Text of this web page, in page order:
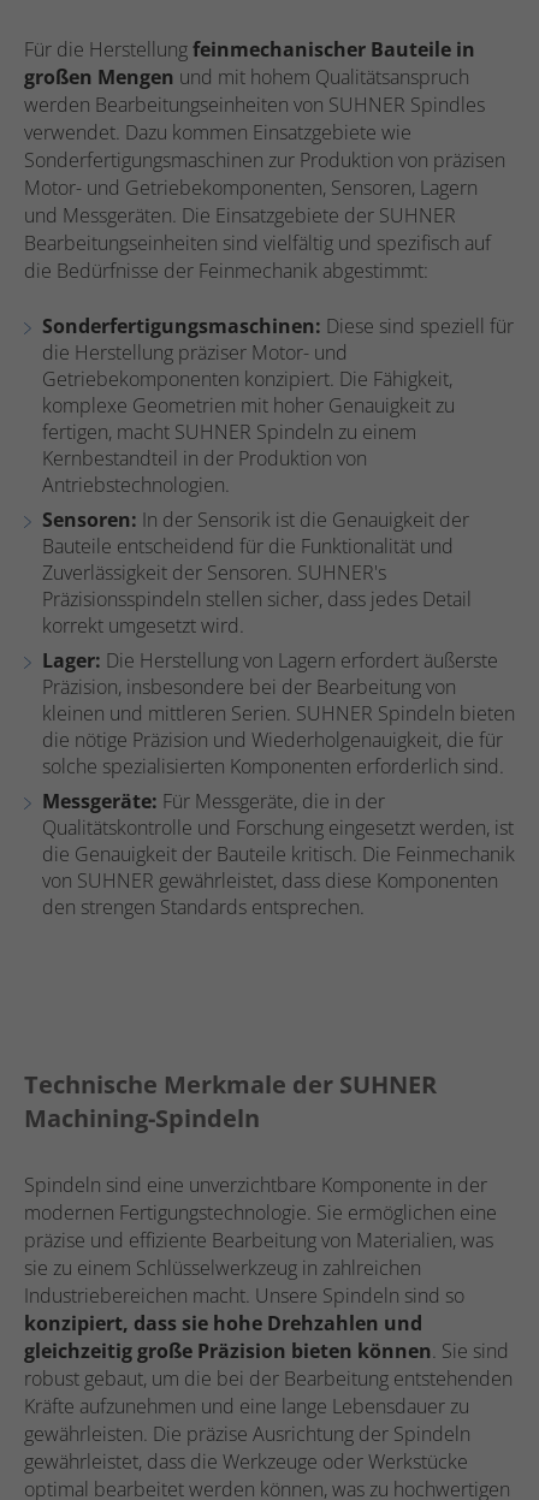
Für die Herstellungfeinmechanischer Bauteile in
großen Mengen und mit hohem Qualitätsanspruch
werden Bearbeitungseinheiten von SUHNER Spindles
verwendet. Dazu kommen Einsatzgebiete wie
Sonderfertigungsmaschinen zur Produktion von präzisen
Motor- und Getriebekomponenten, Sensoren, Lagern
und Messgeräten. Die Einsatzgebiete der SUHNER
Bearbeitungseinheiten sind vielfältig und spezifisch auf
die Bedürfnisse der Feinmechanik abgestimmt:
Sonderfertigungsmaschinen: Diese sind speziell für
die Herstellung präziser Motor- und
Getriebekomponenten konzipiert. Die Fähigkeit,
komplexe Geometrien mit hoher Genauigkeit zu
fertigen, macht SUHNER Spindeln zu einem
Kernbestandteil in der Produktion von
Antriebstechnologien.
Sensoren: In der Sensorik ist die Genauigkeit der
Bauteile entscheidend für die Funktionalität und
Zuverlässigkeit der Sensoren. SUHNER's
Präzisionsspindeln stellen sicher, dass jedes Detail
korrekt umgesetzt wird.
Lager: Die Herstellung von Lagern erfordert äußerste
Präzision, insbesondere bei der Bearbeitung von
kleinen und mittleren Serien. SUHNER Spindeln bieten
die nötige Präzision und Wiederholgenauigkeit, die für
solche spezialisierten Komponenten erforderlich sind.
Messgeräte: Für Messgeräte, die in der
Qualitätskontrolle und Forschung eingesetzt werden, ist
die Genauigkeit der Bauteile kritisch. Die Feinmechanik
von SUHNER gewährleistet, dass diese Komponenten
den strengen Standards entsprechen.
Technische Merkmale der SUHNER
Machining-Spindeln
Spindeln sind eine unverzichtbare Komponente in der
modernen Fertigungstechnologie. Sie ermöglichen eine
präzise und effiziente Bearbeitung von Materialien, was
sie zu einem Schlüsselwerkzeug in zahlreichen
Industriebereichen macht. Unsere Spindeln sind so
konzipiert, dass sie hohe Drehzahlen und
gleichzeitig große Präzision bieten können. Sie sind
robust gebaut, um die bei der Bearbeitung entstehenden
Kräfte aufzunehmen und eine lange Lebensdauer zu
gewährleisten. Die präzise Ausrichtung der Spindeln
gewährleistet, dass die Werkzeuge oder Werkstücke
optimal bearbeitet werden können, was zu hochwertigen